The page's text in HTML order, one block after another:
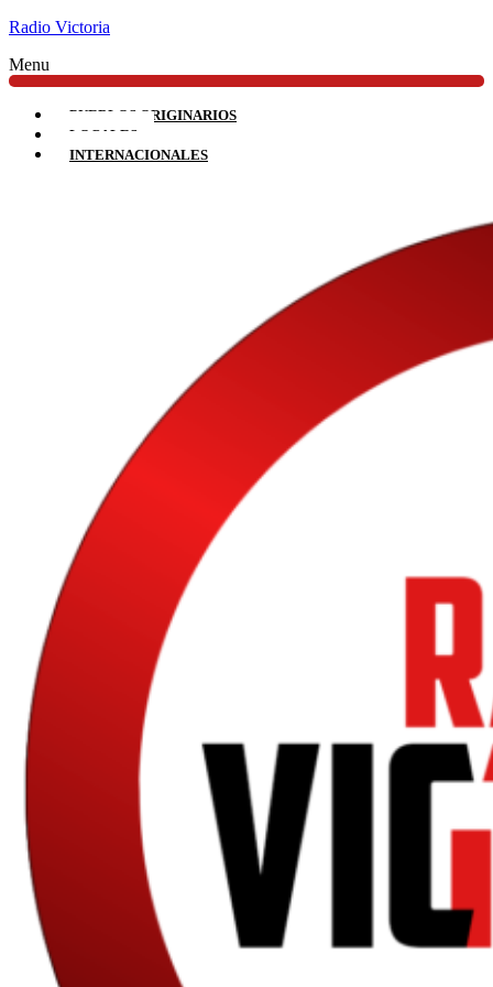
Radio Victoria
Menu
PUEBLOS ORIGINARIOS
LOCALES
INTERNACIONALES